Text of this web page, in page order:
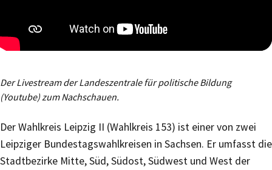
Der Livestream der Landeszentrale für politische Bildung
(Youtube) zum Nachschauen.
Der Wahlkreis Leipzig II (Wahlkreis 153) ist einer von zwei
Leipziger Bundestagswahlkreisen in Sachsen. Er umfasst die
Stadtbezirke Mitte, Süd, Südost, Südwest und West der